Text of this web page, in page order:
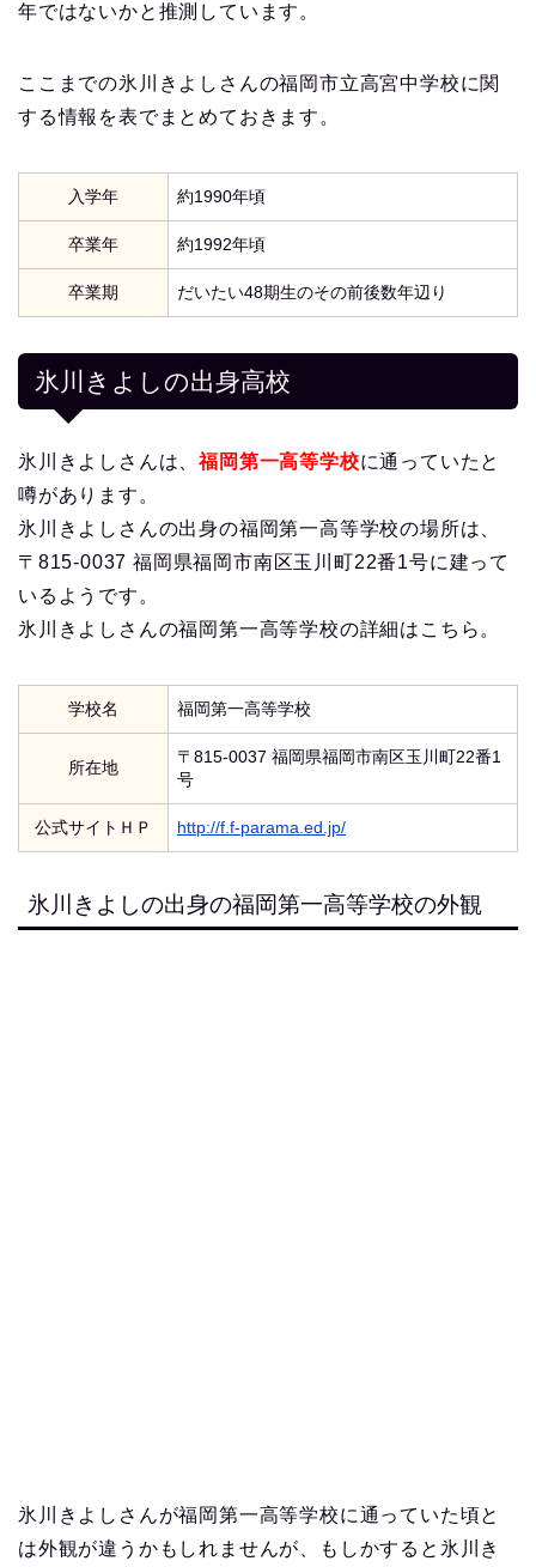
年ではないかと推測しています。
ここまでの氷川きよしさんの福岡市立高宮中学校に関
する情報を表でまとめておきます。
入学年 約1990年頃
卒業年 約1992年頃
卒業期 だいたい48期生のその前後数年辺り
氷川きよしの出身高校
氷川きよしさんは、福岡第一高等学校に通っていたと
噂があります。
氷川きよしさんの出身の福岡第一高等学校の場所は、
〒815-0037 福岡県福岡市南区玉川町22番1号に建って
いるようです。
氷川きよしさんの福岡第一高等学校の詳細はこちら。
学校名 福岡第一高等学校
所在地
〒815-0037 福岡県福岡市南区玉川町22番1
号
公式サイトＨＰ http://f.f-parama.ed.jp/
氷川きよしの出身の福岡第一高等学校の外観
氷川きよしさんが福岡第一高等学校に通っていた頃と
は外観が違うかもしれませんが、もしかすると氷川き